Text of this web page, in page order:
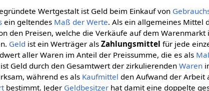
Wertgestalt ist Geld beim Einkauf von
ein geltendes Maß der Werte. Als ein allgemeines Mittel
den Preisen, welche die Verkäufe auf dem Warenmarkt
Geld ist ein Werträger alsZahlungsmittel für jede
aller Waren im Anteil der Preissumme, die es als
Geld durch den Gesamtwert der zirkulierendenWaren
während es als Kaufmittel den Aufwand der Arbeit
bestimmt. Jeder Geldbesitzer hat damit eine doppelte